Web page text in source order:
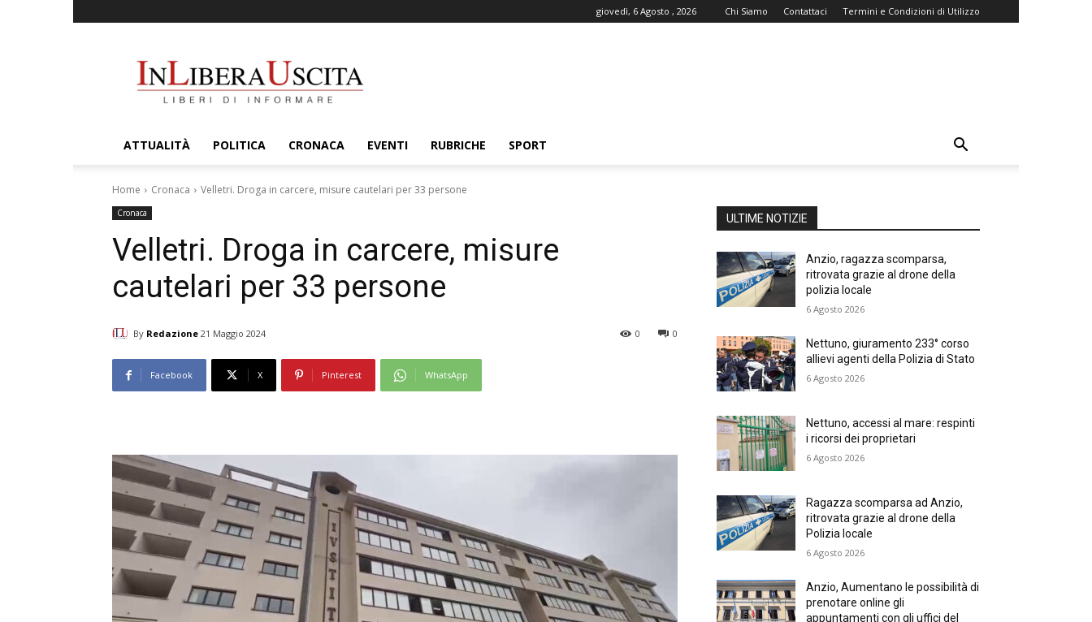
giovedì, 6 Agosto , 2026 Chi Siamo Contattaci Termini e Condizioni di Utilizzo
ATTUALITÀ POLITICA CRONACA EVENTI RUBRICHE SPORT
Home Cronaca Velletri. Droga in carcere, misure cautelari per 33 persone
Cronaca
Velletri. Droga in carcere, misure
cautelari per 33 persone
By Redazione 21 Maggio 2024 0
0
Facebook X Pinterest WhatsApp
ULTIME NOTIZIE
Anzio, ragazza scomparsa,
ritrovata grazie al drone della
polizia locale
6 Agosto 2026
Nettuno, giuramento 233° corso
allievi agenti della Polizia di Stato
6 Agosto 2026
Nettuno, accessi al mare: respinti
i ricorsi dei proprietari
6 Agosto 2026
Ragazza scomparsa ad Anzio,
ritrovata grazie al drone della
Polizia locale
6 Agosto 2026
Anzio, Aumentano le possibilità di
prenotare online gli
appuntamenti con gli uffici del